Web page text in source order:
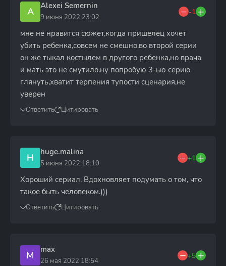
A Alexei Semernin
9 июня 2022 23:02
-1
мне не нравится сюжет,когда пришелец хочет
убить ребенка,совсем не смешно.во второй серии
он же тыкал костылем в другого ребенка,но врача
и мать это не смутило.ну попробую 3-ью серию
глянуть,хватит терпения тупости сценария,не
уверен
Ответить Цитировать
H huge.malina
5 июня 2022 18:10
+1
Хороший сериал. Вдохновляет подумать о том, что
такое быть человеком.)))
Ответить Цитировать
M max
26 мая 2022 18:54
+5